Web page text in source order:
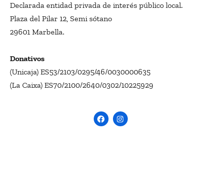
Declarada entidad privada de interés público local.
Plaza del Pilar 12, Semi sótano
29601 Marbella.
Donativos
(Unicaja) ES53/2103/0295/46/0030000635
(La Caixa) ES70/2100/2640/0302/10225929